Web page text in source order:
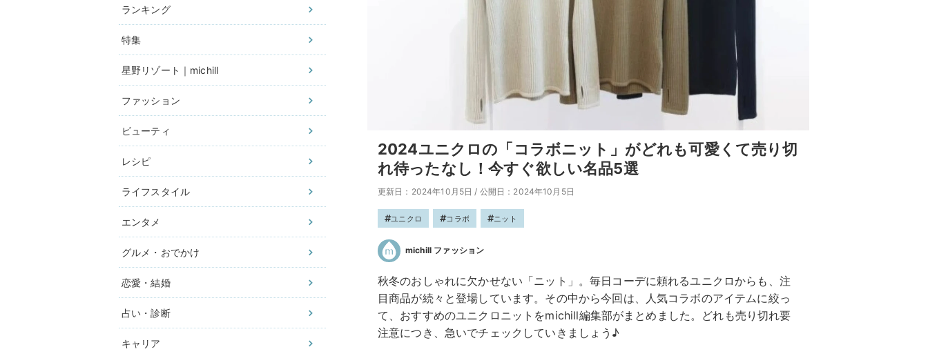
ランキング
特集
星野リゾート｜michill
ファッション
ビューティ
レシピ
ライフスタイル
エンタメ
グルメ・おでかけ
恋愛・結婚
占い・診断
キャリア
2024ユニクロの「コラボニット」がどれも可愛くて売り切
れ待ったなし！今すぐ欲しい名品5選
更新日：2024年10月5日 / 公開日：2024年10月5日
ユニクロ コラボ ニット
michill ファッション
秋冬のおしゃれに欠かせない「ニット」。毎日コーデに頼れるユニクロからも、注
目商品が続々と登場しています。その中から今回は、人気コラボのアイテムに絞っ
て、おすすめのユニクロニットをmichill編集部がまとめました。どれも売り切れ要
注意につき、急いでチェックしていきましょう♪